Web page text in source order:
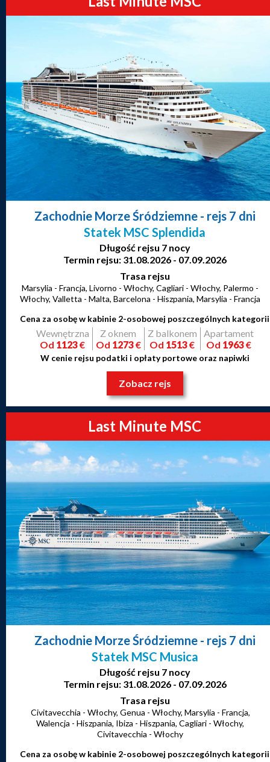
Zachodnie Morze Śródziemne- rejs 7 dni
Statek MSC Splendida
Długość rejsu 7 nocy
Termin rejsu: 31.08.2026 - 07.09.2026
Trasa rejsu
Marsylia - Francja, Livorno - Włochy, Cagliari - Włochy, Palermo -
Włochy, Valletta - Malta, Barcelona - Hiszpania, Marsylia - Francja
Cena za osobę w kabinie 2-osobowej poszczególnych kategorii
Wewnętrzna
Od 1123€
Z oknem
Od 1273€
Z balkonem
Od 1513€
Apartament
Od 1963€
W cenie rejsu podatki i opłaty portowe oraz napiwki
Zobacz rejs
Last Minute MSC
Zachodnie Morze Śródziemne- rejs 7 dni
Statek MSC Musica
Długość rejsu 7 nocy
Termin rejsu: 31.08.2026 - 07.09.2026
Trasa rejsu
Civitavecchia - Włochy, Genua - Włochy, Marsylia - Francja,
Walencja - Hiszpania, Ibiza - Hiszpania, Cagliari - Włochy,
Civitavecchia - Włochy
Cena za osobę w kabinie 2-osobowej poszczególnych kategorii